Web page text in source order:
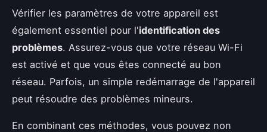
Vérifier les paramètres de votre appareil est
également essentiel pour l'identification des
problèmes. Assurez-vous que votre réseau Wi-Fi
est activé et que vous êtes connecté au bon
réseau. Parfois, un simple redémarrage de l'appareil
peut résoudre des problèmes mineurs.
En combinant ces méthodes, vous pouvez non